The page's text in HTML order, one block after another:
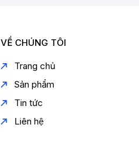
VỀ CHÚNG TÔI
Trang chủ
Sản phẩm
Tin tức
Liên hệ